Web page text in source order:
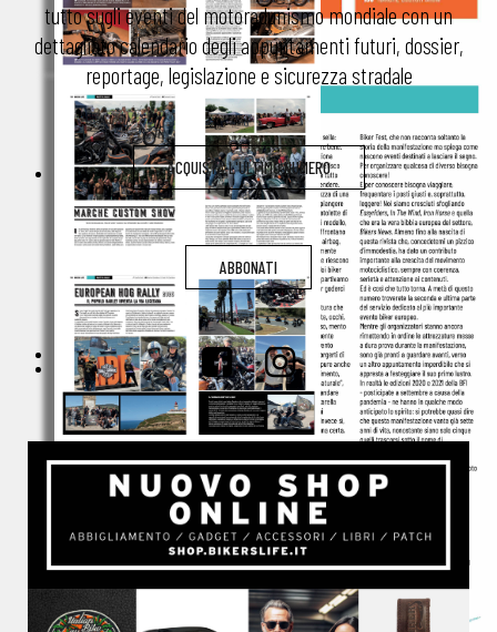
tutto sugli eventi del motoradunismo mondiale con un
dettagliato calendario degli appuntamenti futuri, dossier,
reportage, legislazione e sicurezza stradale
ACQUISTA L'ULTIMO NUMERO
ABBONATI